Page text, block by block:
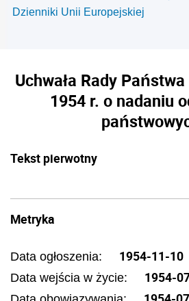
Dzienniki Unii Europejskiej
Uchwała Rady
1954 r. o nadaniu
Tekst pierwotny
Metryka
Data ogłoszenia: 1954-11-10
Data wejścia w życie: 1954-